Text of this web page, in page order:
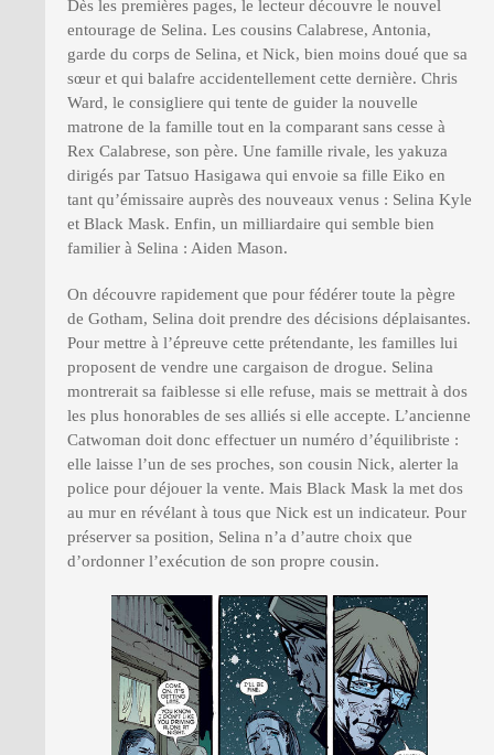
Dès les premières pages, le lecteur découvre le nouvel
entourage de Selina. Les cousins Calabrese, Antonia,
garde du corps de Selina, et Nick, bien moins doué que sa
sœur et qui balafre accidentellement cette dernière. Chris
Ward, le consigliere qui tente de guider la nouvelle
matrone de la famille tout en la comparant sans cesse à
Rex Calabrese, son père. Une famille rivale, les yakuza
dirigés par Tatsuo Hasigawa qui envoie sa fille Eiko en
tant qu’émissaire auprès des nouveaux venus : Selina Kyle
et Black Mask. Enfin, un milliardaire qui semble bien
familier à Selina : Aiden Mason.
On découvre rapidement que pour fédérer toute la pègre
de Gotham, Selina doit prendre des décisions déplaisantes.
Pour mettre à l’épreuve cette prétendante, les familles lui
proposent de vendre une cargaison de drogue. Selina
montrerait sa faiblesse si elle refuse, mais se mettrait à dos
les plus honorables de ses alliés si elle accepte. L’ancienne
Catwoman doit donc effectuer un numéro d’équilibriste :
elle laisse l’un de ses proches, son cousin Nick, alerter la
police pour déjouer la vente. Mais Black Mask la met dos
au mur en révélant à tous que Nick est un indicateur. Pour
préserver sa position, Selina n’a d’autre choix que
d’ordonner l’exécution de son propre cousin.